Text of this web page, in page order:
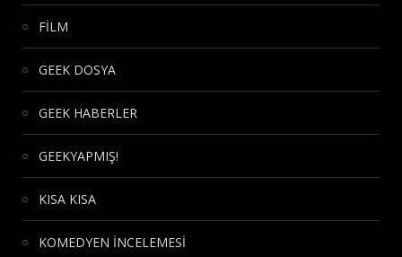
FİLM
GEEK DOSYA
GEEK HABERLER
GEEKYAPMIŞ!
KISA KISA
KOMEDYEN İNCELEMESİ